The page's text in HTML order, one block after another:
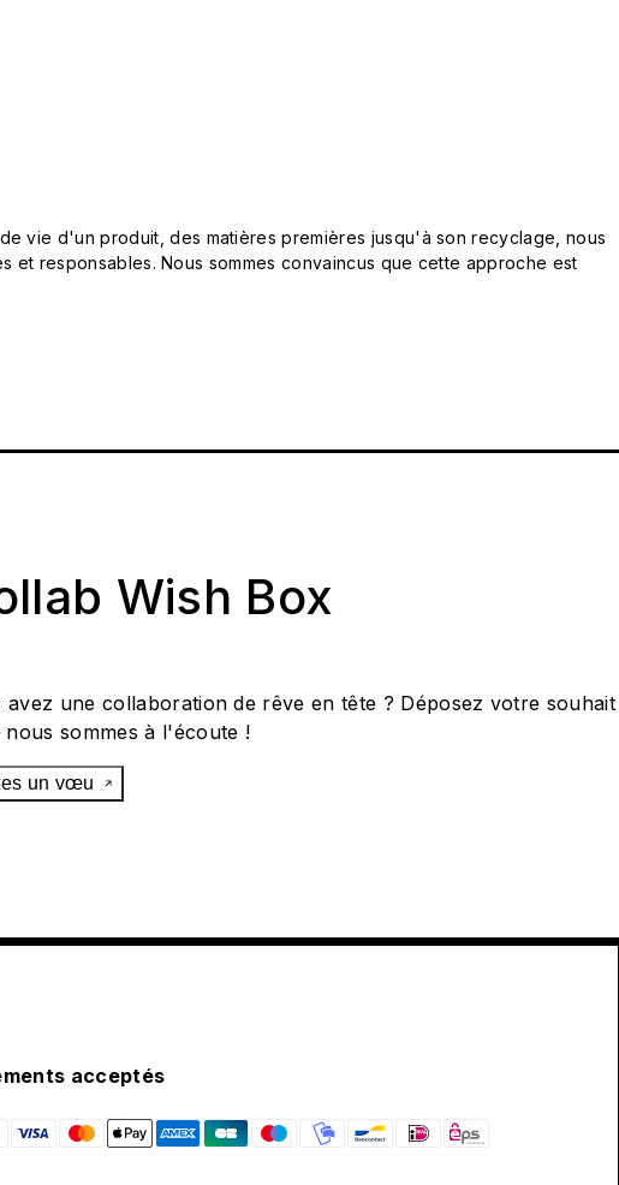
vie d'un produit, des matières premières jusqu'à son recyclage, nous
responsables. Nous sommes convaincus que cette approche est
Wish Box
avez une collaboration de rêve en tête ? Déposez votre souhait
sommes à l'écoute !
un vœu
acceptés